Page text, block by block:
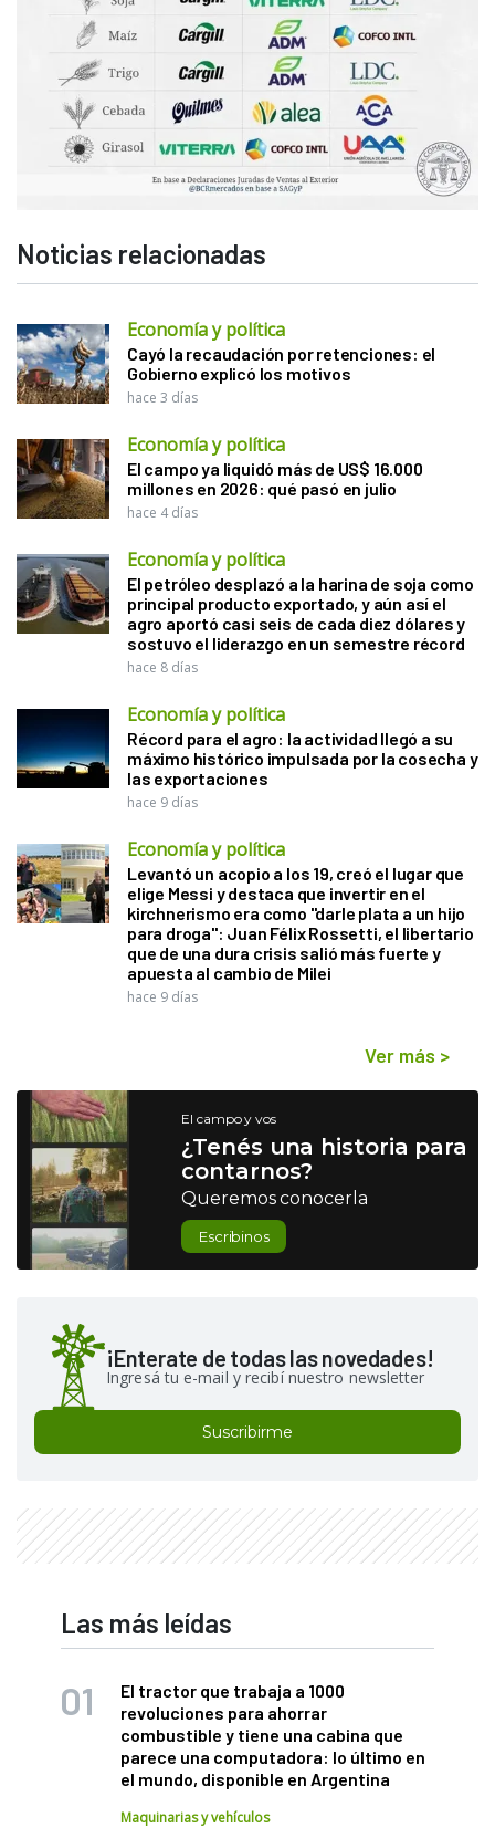
Noticias relacionadas
Economía y política
Cayó la recaudación por retenciones: el
Gobierno explicó los motivos
hace 3 días
Economía y política
El campo ya liquidó más de US$ 16.000
millones en 2026: qué pasó en julio
hace 4 días
Economía y política
El petróleo desplazó a la harina de soja como
principal producto exportado, y aún así el
agro aportó casi seis de cada diez dólares y
sostuvo el liderazgo en un semestre récord
hace 8 días
Economía y política
Récord para el agro: la actividad llegó a su
máximo histórico impulsada por la cosecha y
las exportaciones
hace 9 días
Economía y política
Levantó un acopio a los 19, creó el lugar que
elige Messi y destaca que invertir en el
kirchnerismo era como "darle plata a un hijo
para droga": Juan Félix Rossetti, el libertario
que de una dura crisis salió más fuerte y
apuesta al cambio de Milei
hace 9 días
Ver más >
El campo y vos
¿Tenés una historia para
contarnos?
Queremos conocerla
Escribinos
¡Enterate de todas las novedades!
Ingresá tu e-mail y recibí nuestro newsletter
Suscribirme
Las más leídas
El tractor que trabaja a 1000
revoluciones para ahorrar
combustible y tiene una cabina que
parece una computadora: lo último en
el mundo, disponible en Argentina
Maquinarias y vehículos